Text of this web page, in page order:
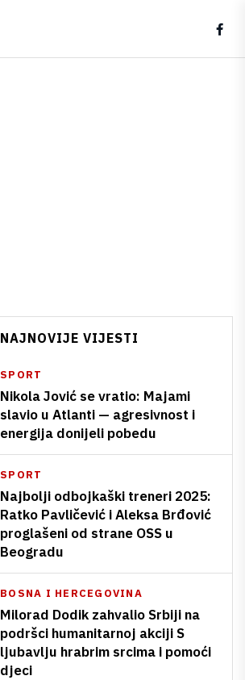
NAJNOVIJE VIJESTI
SPORT
Nikola Jović se vratio: Majami
slavio u Atlanti — agresivnost i
energija donijeli pobedu
SPORT
Najbolji odbojkaški treneri 2025:
Ratko Pavličević i Aleksa Brđović
proglašeni od strane OSS u
Beogradu
BOSNA I HERCEGOVINA
Milorad Dodik zahvalio Srbiji na
podršci humanitarnoj akciji S
ljubavlju hrabrim srcima i pomoći
djeci